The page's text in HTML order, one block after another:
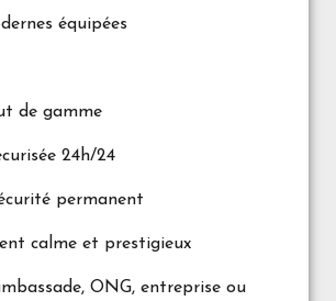
équipées
de gamme
24h/24
permanent
calme et prestigieux
ONG, entreprise ou